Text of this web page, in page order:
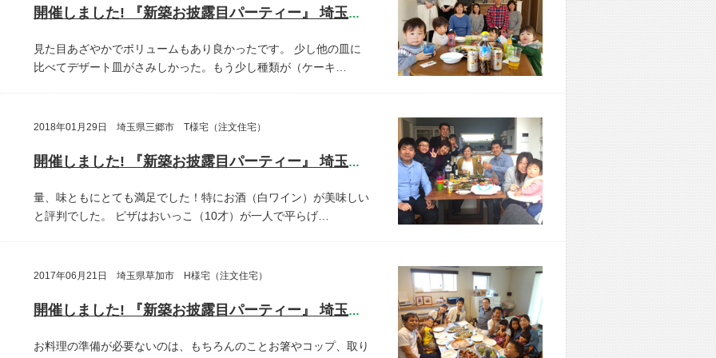
開催しました! 『新築お披露目パーティー』 埼玉県さいたま市 Y様宅
見た目あざやかでボリュームもあり良かったです。
少し他の皿に
比べてデザート皿がさみしかった。もう少し種類が（ケーキ…
2018年01月29日 埼玉県三郷市 T様宅（注文住宅）
開催しました! 『新築お披露目パーティー』 埼玉県三郷市 T様宅
量、味ともにとても満足でした！特にお酒（白ワイン）が美味しい
と評判でした。
ピザはおいっこ（10才）が一人で平らげ…
2017年06月21日 埼玉県草加市 H様宅（注文住宅）
開催しました! 『新築お披露目パーティー』 埼玉県草加市 H様宅
お料理の準備が必要ないのは、もちろんのことお箸やコップ、取り